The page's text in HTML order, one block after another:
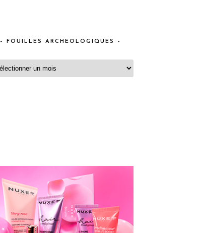
– FOUILLES ARCHEOLOGIQUES –